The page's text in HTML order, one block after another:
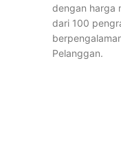
dengan harga
dari 100
Pelanggan.